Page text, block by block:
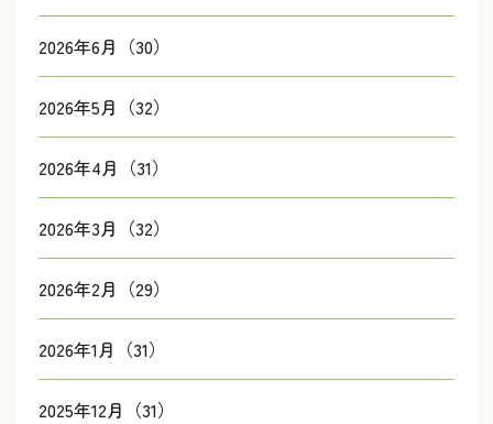
2026年6月（30）
2026年5月（32）
2026年4月（31）
2026年3月（32）
2026年2月（29）
2026年1月（31）
2025年12月（31）